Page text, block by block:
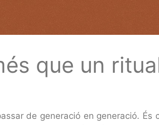
que un
de generació en generació. És